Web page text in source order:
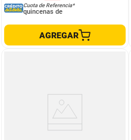
Cuota de Referencia*
quincenas de
AGREGAR